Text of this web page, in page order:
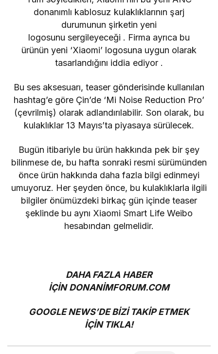
donanımlı kablosuz kulaklıklarının şarj
durumunun şirketin yeni
logosunu sergileyeceği . Firma ayrıca bu
ürünün yeni ‘Xiaomi’ logosuna uygun olarak
tasarlandığını iddia ediyor .
Bu ses aksesuarı, teaser gönderisinde kullanılan
hashtag’e göre Çin’de ‘Mi Noise Reduction Pro’
(çevrilmiş) olarak adlandırılabilir. Son olarak, bu
kulaklıklar 13 Mayıs’ta piyasaya sürülecek.
Bugün itibariyle bu ürün hakkında pek bir şey
bilinmese de, bu hafta sonraki resmi sürümünden
önce ürün hakkında daha fazla bilgi edinmeyi
umuyoruz. Her şeyden önce, bu kulaklıklarla ilgili
bilgiler önümüzdeki birkaç gün içinde teaser
şeklinde bu aynı Xiaomi Smart Life Weibo
hesabından gelmelidir.
DAHA FAZLA HABER
İÇİNDONANİMFORUM.COM
GOOGLE NEWS’DE BİZİ TAKİP ETMEK
İÇİN TIKLA!